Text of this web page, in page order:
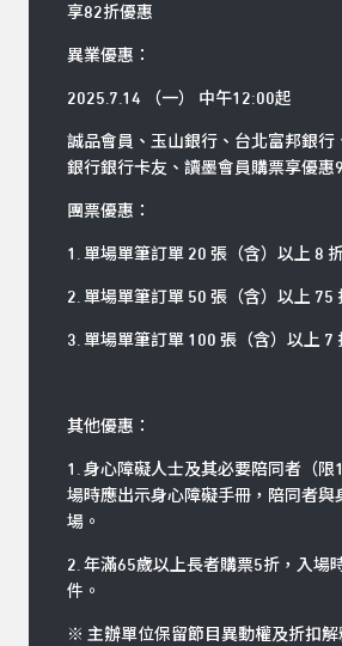
享82折優惠
異業優惠：
2025.7.14 （一） 中午12:00起
誠品會員、玉山銀行、台北富邦銀行
銀行銀行卡友、讀墨會員購票享優惠
團票優惠：
1. 單場單筆訂單 20 張（含）以上 8
2. 單場單筆訂單 50 張（含）以上 75
3. 單場單筆訂單 100 張（含）以上 7
其他優惠：
1. 身心障礙人士及其必要陪同者（限
場時應出示身心障礙手冊，陪同者與
場。
2. 年滿65歲以上長者購票5折，入場
件。
※ 主辦單位保留節目異動權及折扣解